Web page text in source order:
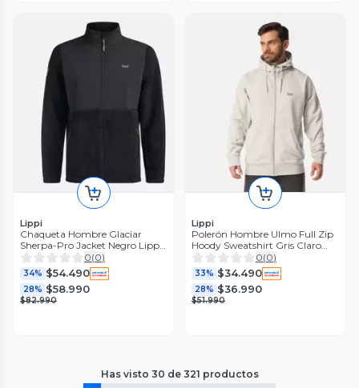
Lippi
Chaqueta Hombre Glaciar
Sherpa-Pro Jacket Negro Lippi
I24
0(0)
34% $54.490
28% $58.990
$82.990
Lippi
Polerón Hombre Ulmo Full Zip
Hoody Sweatshirt Gris Claro
Melange Lippi I26
0(0)
33% $34.490
28% $36.990
$51.990
Has visto 30 de 321 productos